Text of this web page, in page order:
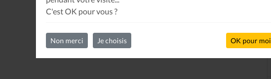
C'est OK pour vous ?
Non merci Je choisis OK pour moi